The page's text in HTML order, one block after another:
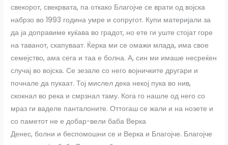
свекорот, свекрвата, па откако Благојче се врати од војска
набрзо во 1993 година умре и сопругот. Купи материјали за
да ја доправиме куќава во градот, но ете ги уште стојат горе
на таванот, скапуваат. Ќерка ми се омажи млада, има свое
семејство, ама сега и таа е болна. А, син ми имаше несреќен
случај во војска. Се зезале со него војничките другари и
почнале да пукаат. Тој мислел дека некој пука во нив,
скокнал во река и смрзнал таму. Кога го нашле од него со
мраз ги ваделе панталоните. Оттогаш се жали и на нозете и
со паметот не е добар-вели баба Верка
Денес, болни и беспомошни се и Верка и Благојче. Благојче